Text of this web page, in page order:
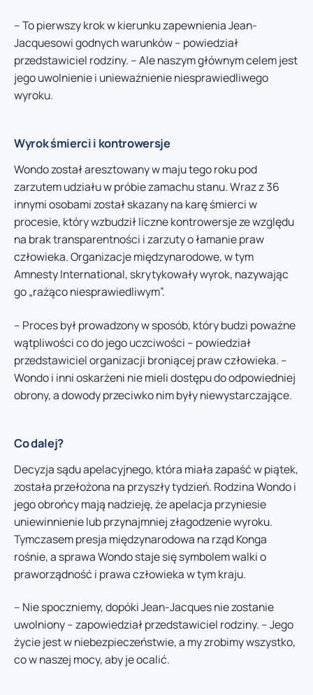
– To pierwszy krok w kierunku zapewnienia Jean-
Jacquesowi godnych warunków – powiedział
przedstawiciel rodziny. – Ale naszym głównym celem jest
jego uwolnienie i unieważnienie niesprawiedliwego
wyroku.
Wyrok śmierci i kontrowersje
Wondo został aresztowany w maju tego roku pod
zarzutem udziału w próbie zamachu stanu. Wraz z 36
innymi osobami został skazany na karę śmierci w
procesie, który wzbudził liczne kontrowersje ze względu
na brak transparentności i zarzuty o łamanie praw
człowieka. Organizacje międzynarodowe, w tym
Amnesty International, skrytykowały wyrok, nazywając
go „rażąco niesprawiedliwym”.
– Proces był prowadzony w sposób, który budzi poważne
wątpliwości co do jego uczciwości – powiedział
przedstawiciel organizacji broniącej praw człowieka. –
Wondo i inni oskarżeni nie mieli dostępu do odpowiedniej
obrony, a dowody przeciwko nim były niewystarczające.
Co dalej?
Decyzja sądu apelacyjnego, która miała zapaść w piątek,
została przełożona na przyszły tydzień. Rodzina Wondo i
jego obrońcy mają nadzieję, że apelacja przyniesie
uniewinnienie lub przynajmniej złagodzenie wyroku.
Tymczasem presja międzynarodowa na rząd Konga
rośnie, a sprawa Wondo staje się symbolem walki o
praworządność i prawa człowieka w tym kraju.
– Nie spoczniemy, dopóki Jean-Jacques nie zostanie
uwolniony – zapowiedział przedstawiciel rodziny. – Jego
życie jest w niebezpieczeństwie, a my zrobimy wszystko,
co w naszej mocy, aby je ocalić.